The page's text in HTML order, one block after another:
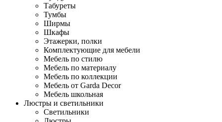
Табуреты
Тумбы
Ширмы
Шкафы
Этажерки, полки
Комплектующие для мебели
Мебель по стилю
Мебель по материалу
Мебель по коллекции
Мебель от Garda Decor
Мебель школьная
Люстры и светильники
Светильники